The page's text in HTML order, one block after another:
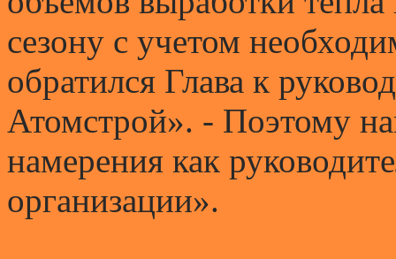
сезону с учетом
обратился Глава к
Атомстрой». - Поэтому
намерения как
организации».